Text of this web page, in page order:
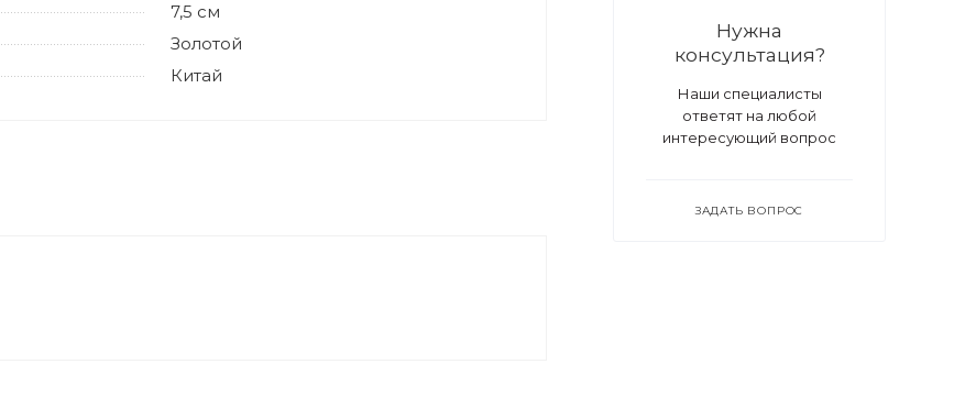
Нужна
консультация?
Наши специалисты
ответят на любой
интересующий вопрос
ЗАДАТЬ ВОПРОС
7,5 см
Золотой
Китай